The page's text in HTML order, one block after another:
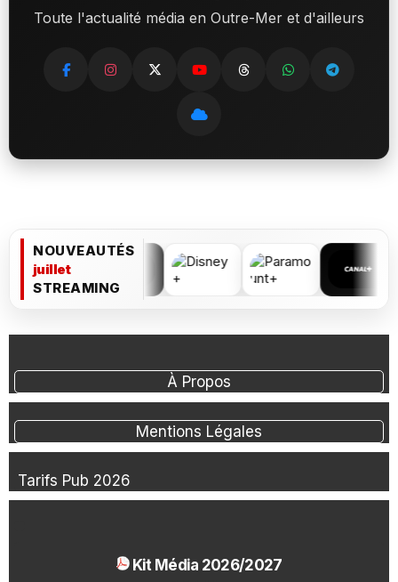
Toute l'actualité média en Outre-Mer et d'ailleurs
NOUVEAUTÉS
juillet
STREAMING
À Propos
Mentions Légales
Tarifs Pub 2026
Kit Média 2026/2027